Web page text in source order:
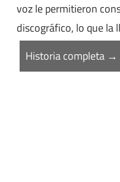
voz le permitieron
discográfico, lo que la
Historia completa →